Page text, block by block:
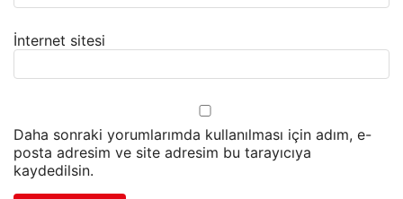
İnternet sitesi
Daha sonraki yorumlarımda kullanılması için adım, e-
posta adresim ve site adresim bu tarayıcıya
kaydedilsin.